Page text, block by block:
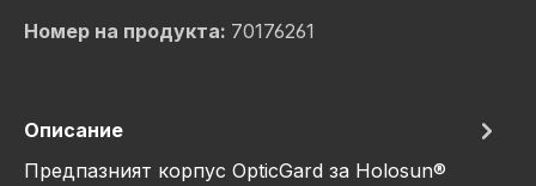
Номер на продукта: 70176261
Описание
Предпазният корпус OpticGard за Holosun®